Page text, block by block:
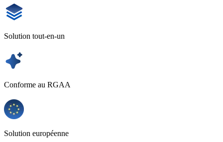
Solution tout-en-un
Conforme au RGAA
Solution européenne